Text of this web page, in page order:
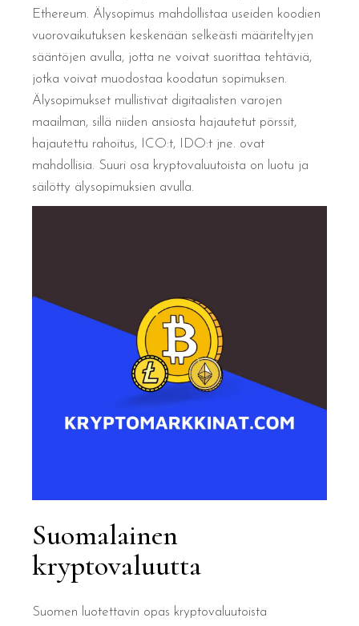
Ethereum. Älysopimus mahdollistaa useiden koodien
vuorovaikutuksen keskenään selkeästi määriteltyjen
sääntöjen avulla, jotta ne voivat suorittaa tehtäviä,
jotka voivat muodostaa koodatun sopimuksen.
Älysopimukset mullistivat digitaalisten varojen
maailman, sillä niiden ansiosta hajautetut pörssit,
hajautettu rahoitus, ICO:t, IDO:t jne. ovat
mahdollisia. Suuri osa kryptovaluutoista on luotu ja
säilötty älysopimuksien avulla.
Suomalainen
kryptovaluutta
Suomen luotettavin opas kryptovaluutoista